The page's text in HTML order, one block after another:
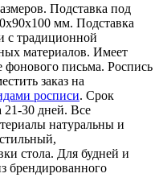
Подставка под
мм. Подставка
с традиционной
материалов. Имеет
фонового письма. Роспись
заказ на
росписи. Срок
21-30 дней. Все
натуральны и
стола. Для будней и
брендированного